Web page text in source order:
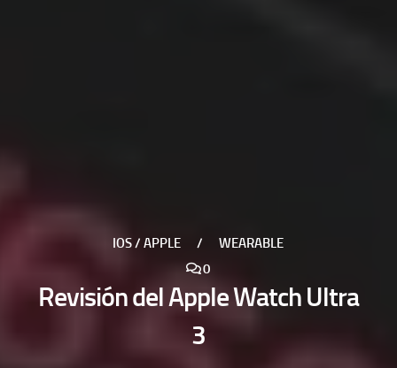
IOS / APPLE /
WEARABLE
0
Revisión del Apple Watch Ultra
3